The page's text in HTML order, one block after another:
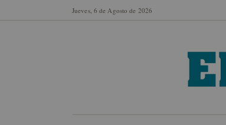
Jueves, 6 de Agosto de 2026